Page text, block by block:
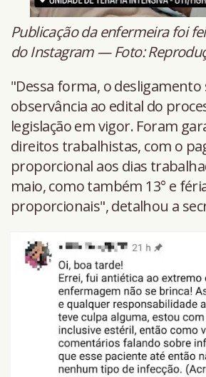
Publicação da enfermeira foi
do Instagram — Foto:
"Dessa forma, o desligamento
observância ao edital do
legislação em vigor. Foram
direitos trabalhistas, com o
proporcional aos dias
maio, como também 13° e
proporcionais", detalhou a